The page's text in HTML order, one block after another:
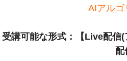
AIアルゴ
受講可能な形式：【Live配信
配